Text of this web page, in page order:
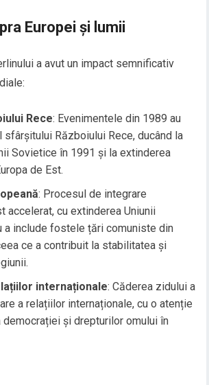
Europei și lumii
a avut un impact semnificativ
Rece: Evenimentele din 1989 au
sfârșitului Războiului Rece, ducând la
Sovietice în 1991 și la extinderea
de Est.
: Procesul de integrare
accelerat, cu extinderea Uniunii
a include fostele țări comuniste din
ce a contribuit la stabilitatea și
internaționale: Căderea zidului a
a relațiilor internaționale, cu o atenție
democrației și drepturilor omului în